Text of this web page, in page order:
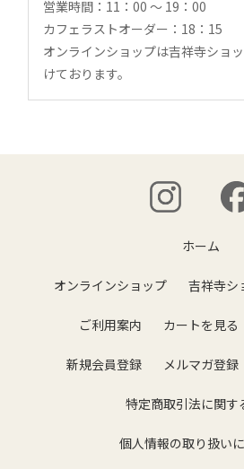
営業時間：11：00 〜 19：00
カフェラストオーダー：18：15
オンラインショップは吉祥寺ショ
けております。
ホーム
オンラインショップ 吉祥寺シ
ご利用案内 カートを見る
新規会員登録 メルマガ登録
特定商取引法に関す
個人情報の取り扱い